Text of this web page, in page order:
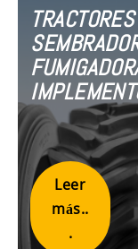
Leer
más..
.